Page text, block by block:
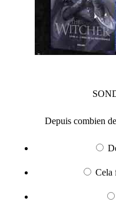
Depuis combien
Cela